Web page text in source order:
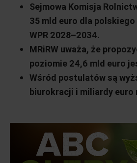
Sejmowa Komisja
35 mld euro dla
WPR 2028–2034.
MRiRW uważa, że
poziomie 24,6 mld euro
Wśród postulatów są
biurokracji i miliardy euro